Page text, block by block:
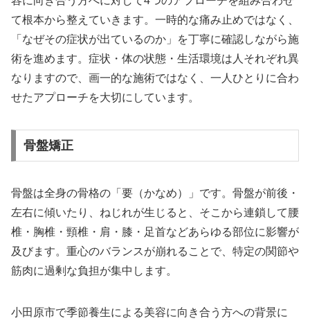
て根本から整えていきます。一時的な痛み止めではなく、
「なぜその症状が出ているのか」を丁寧に確認しながら施
術を進めます。症状・体の状態・生活環境は人それぞれ異
なりますので、画一的な施術ではなく、一人ひとりに合わ
せたアプローチを大切にしています。
骨盤矯正
骨盤は全身の骨格の「要（かなめ）」です。骨盤が前後・
左右に傾いたり、ねじれが生じると、そこから連鎖して腰
椎・胸椎・頸椎・肩・膝・足首などあらゆる部位に影響が
及びます。重心のバランスが崩れることで、特定の関節や
筋肉に過剰な負担が集中します。
小田原市で季節養生による美容に向き合う方への背景に